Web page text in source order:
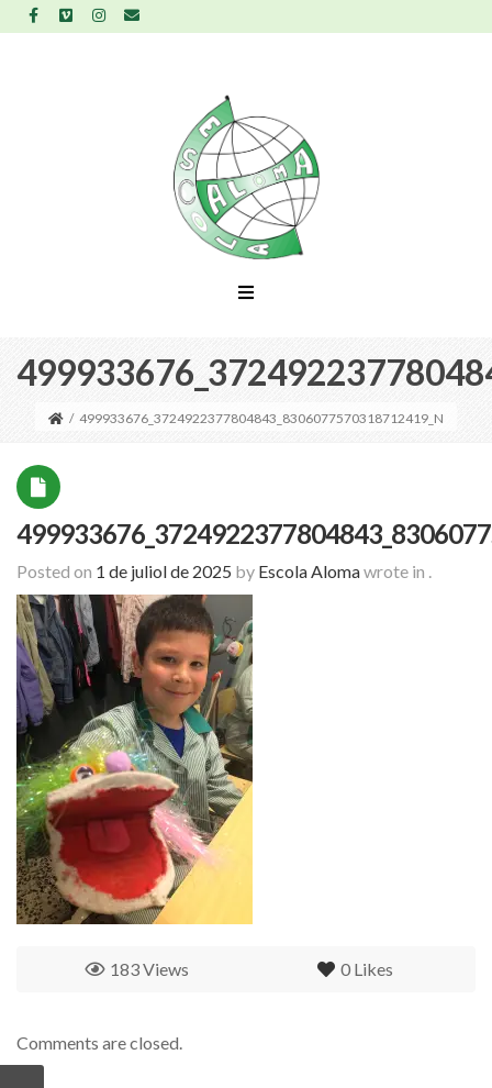
/ 499933676_3724922377804843_8306077570318712419_N
Posted on 1 de juliol de 2025 by Escola Alomawrote in .
0 Likes
183 Views
Comments are closed.